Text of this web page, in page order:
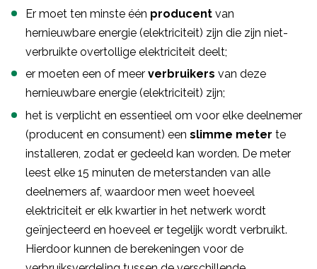
Er moet ten minste één producent van
hernieuwbare energie (elektriciteit) zijn die zijn niet-
verbruikte overtollige elektriciteit deelt;
er moeten een of meer verbruikers van deze
hernieuwbare energie (elektriciteit) zijn;
het is verplicht en essentieel om voor elke deelnemer
(producent en consument) een slimme meter te
installeren, zodat er gedeeld kan worden. De meter
leest elke 15 minuten de meterstanden van alle
deelnemers af, waardoor men weet hoeveel
elektriciteit er elk kwartier in het netwerk wordt
geïnjecteerd en hoeveel er tegelijk wordt verbruikt.
Hierdoor kunnen de berekeningen voor de